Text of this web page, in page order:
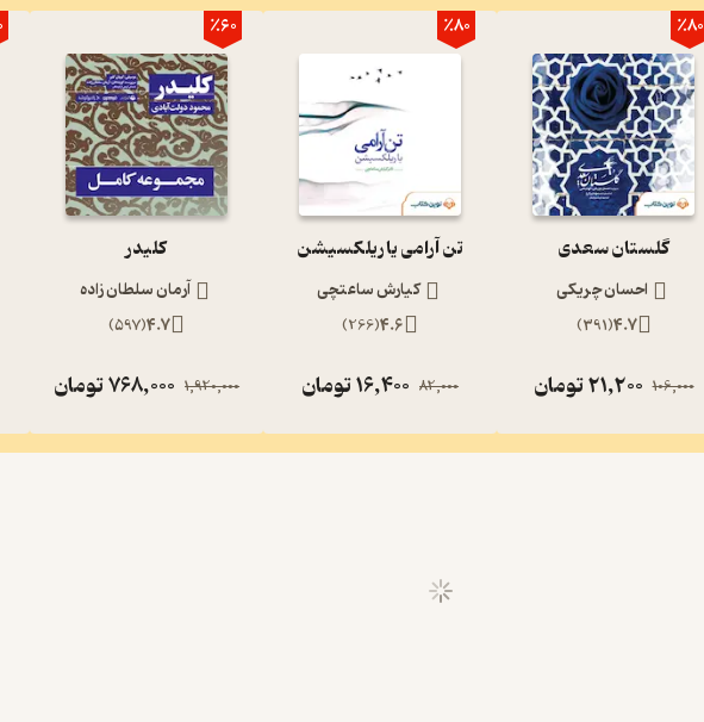
٪80
گلستان سعدی
احسان چریکی
4.7
(
391
)
106,000
21,200تومان
٪80
تن آرامی یا ریلکسیشن
کیارش ساعتچی
4.6
(
266
)
82,000
16,400تومان
٪60
کلیدر
آرمان سلطان زاده
4.7
(
597
)
1,920,000
768,000تومان